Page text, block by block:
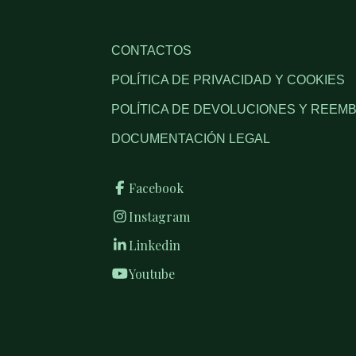
CONTACTOS
POLÍTICA DE PRIVACIDAD Y COOKIES
POLÍTICA DE DEVOLUCIONES Y
DOCUMENTACIÓN LEGAL
Facebook
Instagram
Linkedin
Youtube